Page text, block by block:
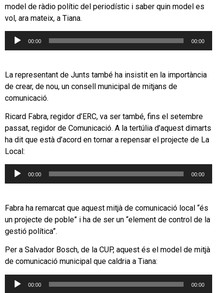
model de ràdio polític del periodístic i saber quin model es
vol, ara mateix, a Tiana.
Reproductor
00:00 00:00
La representant de Junts també ha insistit en la importància
de crear, de nou, un consell municipal de mitjans de
comunicació.
Ricard Fabra, regidor d’ERC, va ser també, fins el setembre
passat, regidor de Comunicació. A la tertúlia d’aquest dimarts
ha dit que està d’acord en tornar a repensar el projecte de La
Local:
Reproductor
00:00 00:00
Fabra ha remarcat que aquest mitjà de comunicació local “és
un projecte de poble” i ha de ser un “element de control de la
gestió política”.
Per a Salvador Bosch, de la CUP, aquest és el model de mitjà
de comunicació municipal que caldria a Tiana:
Reproductor
00:00 00:00